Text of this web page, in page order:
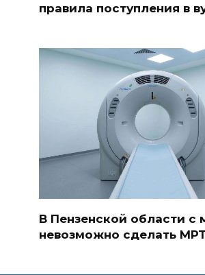
правила поступления в
В Пензенской области с
невозможно сделать